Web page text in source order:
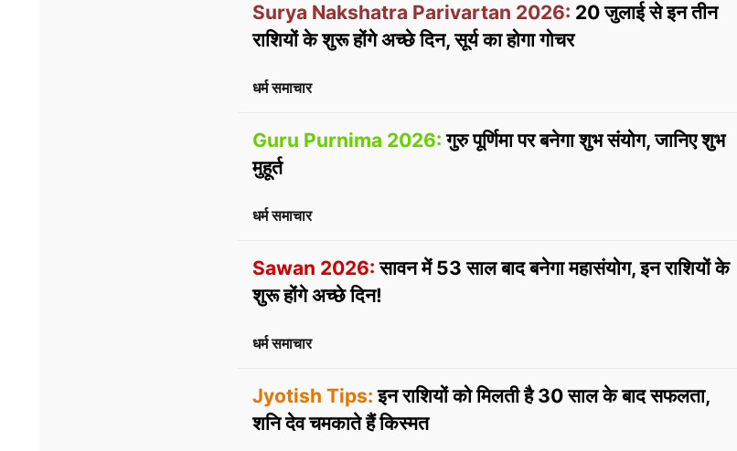
Surya Nakshatra Parivartan 2026: 20 जुलाई से इन तीन
राशियों के शुरू होंगे अच्छे दिन, सूर्य का होगा गोचर
धर्म समाचार
Guru Purnima 2026: गुरु पूर्णिमा पर बनेगा शुभ संयोग, जानिए शुभ
मुहूर्त
धर्म समाचार
Sawan 2026: सावन में 53 साल बाद बनेगा महासंयोग, इन राशियों के
शुरू होंगे अच्छे दिन!
धर्म समाचार
Jyotish Tips: इन राशियों को मिलती है 30 साल के बाद सफलता,
शनि देव चमकाते हैं किस्मत